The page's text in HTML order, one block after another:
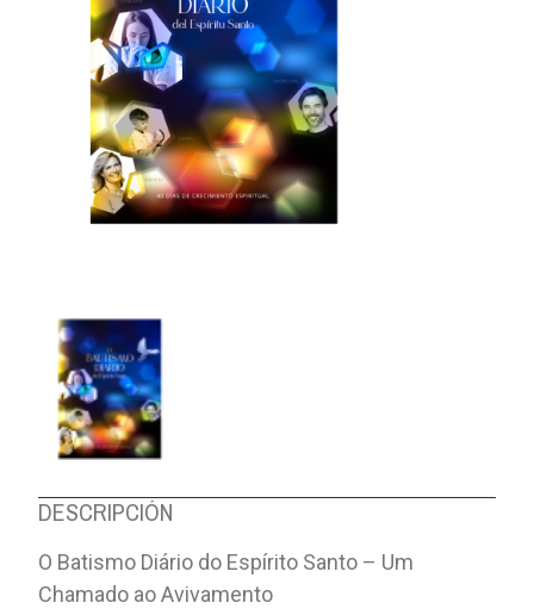
DESCRIPCIÓN
O Batismo Diário do Espírito Santo – Um
Chamado ao Avivamento